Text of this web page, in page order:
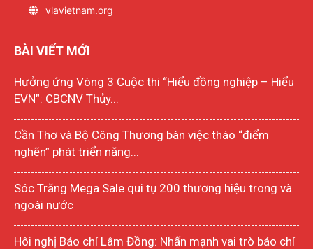
vlavietnam.org
BÀI VIẾT MỚI
Hưởng ứng Vòng 3 Cuộc thi “Hiểu đồng nghiệp – Hiểu
EVN”: CBCNV Thủy...
Cần Thơ và Bộ Công Thương bàn việc tháo “điểm
nghẽn” phát triển năng...
Sóc Trăng Mega Sale qui tụ 200 thương hiệu trong và
ngoài nước
Hôi nghị Báo chí Lâm Đồng: Nhấn mạnh vai trò báo chí